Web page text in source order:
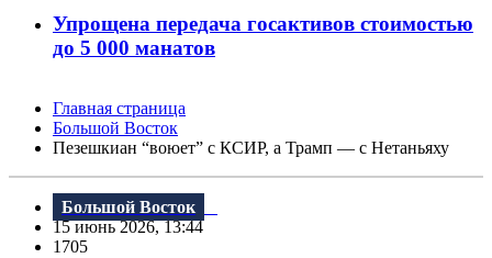
Упрощена передача госактивов стоимостью
до 5 000 манатов
Главная страница
Большой Восток
Пезешкиан “воюет” с КСИР, а Трамп — с Нетаньяху
Большой Восток
15 июнь 2026, 13:44
1705